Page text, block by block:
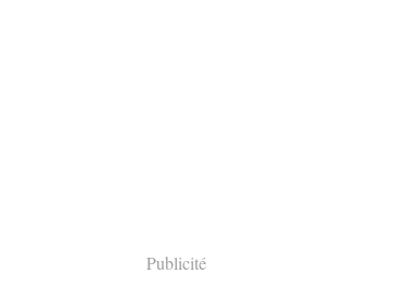
Publicité